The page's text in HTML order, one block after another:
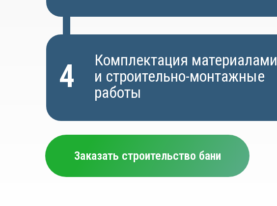
Комплектация материалами
и строительно-монтажные
работы
4
Заказать строительство бани